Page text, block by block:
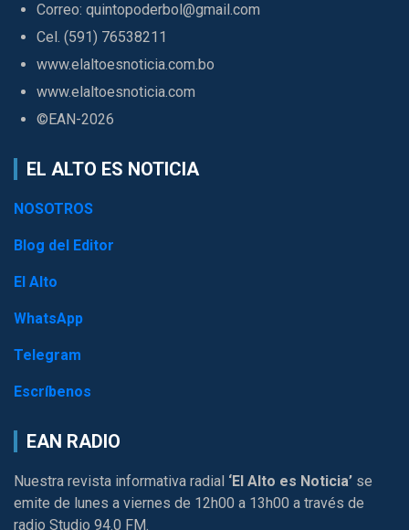
Correo: quintopoderbol@gmail.com
Cel. (591) 76538211
www.elaltoesnoticia.com.bo
www.elaltoesnoticia.com
©EAN-2026
EL ALTO ES NOTICIA
NOSOTROS
Blog del Editor
El Alto
WhatsApp
Telegram
Escríbenos
EAN RADIO
Nuestra revista informativa radial ‘El Alto es Noticia’ se
emite de lunes a viernes de 12h00 a 13h00 a través de
radio Studio 94.0 FM.